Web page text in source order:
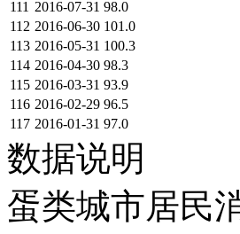
111 2016-07-31 98.0
112 2016-06-30 101.0
113 2016-05-31 100.3
114 2016-04-30 98.3
115 2016-03-31 93.9
116 2016-02-29 96.5
117 2016-01-31 97.0
数据说明
蛋类城市居民